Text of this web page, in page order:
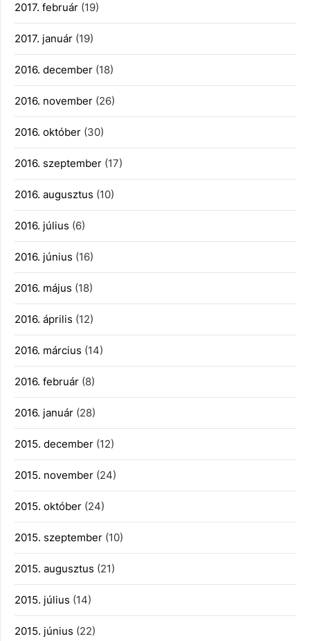
2017. február (19)
2017. január (19)
2016. december (18)
2016. november (26)
2016. október (30)
2016. szeptember (17)
2016. augusztus (10)
2016. július (6)
2016. június (16)
2016. május (18)
2016. április (12)
2016. március (14)
2016. február (8)
2016. január (28)
2015. december (12)
2015. november (24)
2015. október (24)
2015. szeptember (10)
2015. augusztus (21)
2015. július (14)
2015. június (22)